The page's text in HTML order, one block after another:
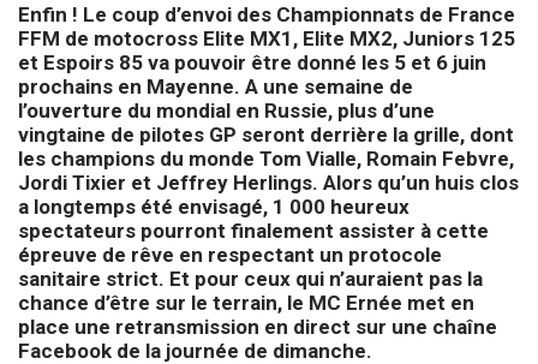
Enfin ! Le coup d’envoi des Championnats de France
FFM de motocross Elite MX1, Elite MX2, Juniors 125
et Espoirs 85 va pouvoir être donné les 5 et 6 juin
prochains en Mayenne. A une semaine de
l’ouverture du mondial en Russie, plus d’une
vingtaine de pilotes GP seront derrière la grille, dont
les champions du monde Tom Vialle, Romain Febvre,
Jordi Tixier et Jeffrey Herlings. Alors qu’un huis clos
a longtemps été envisagé, 1 000 heureux
spectateurs pourront finalement assister à cette
épreuve de rêve en respectant un protocole
sanitaire strict. Et pour ceux qui n’auraient pas la
chance d’être sur le terrain, le MC Ernée met en
place une retransmission en direct sur une chaîne
Facebook de la journée de dimanche.